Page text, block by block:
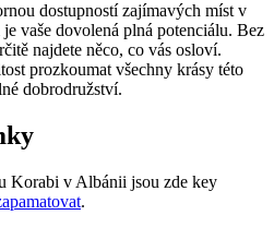
⁤dostupností zajímavých míst v
vaše dovolená⁢ plná potenciálu. Bez
najdete něco, co vás ⁣osloví.
prozkoumat všechny ​krásy této
dobrodružství.
Korabi v ⁢Albánii jsou zde key
.